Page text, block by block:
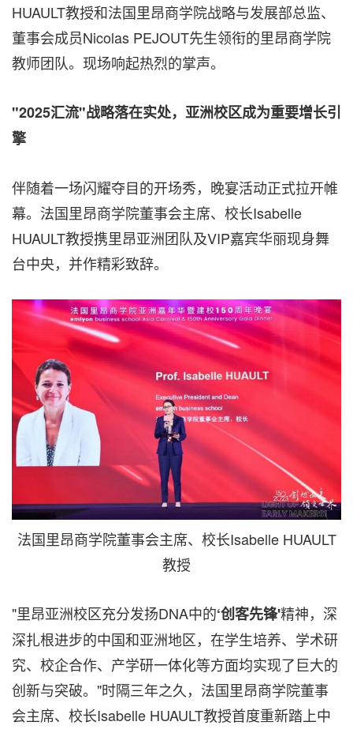
HUAULT教授和法国里昂商学院战略与发展部总监、
董事会成员Nicolas PEJOUT先生领衔的里昂商学院
教师团队。 现场响起热烈的掌声。
"2025汇流"战略落在实处， 亚洲校区成为重要增长引
擎
伴随着一场闪耀夺目的开场秀，晚宴活动正式拉开帷
幕。法国里昂商学院董事会主席、校长Isabelle
HUAULT教授携里昂亚洲团队及VIP嘉宾华丽现身舞
台中央，并作精彩致辞。
法国里昂商学院董事会主席、校长Isabelle HUAULT
教授
"里昂亚洲校区充分发扬DNA中的‘创客先锋'精神，深
深扎根进步的中国和亚洲地区，在学生培养、学术研
究、校企合作、产学研一体化等方面均实现了巨大的
创新与突破。"时隔三年之久，法国里昂商学院董事
会主席、校长Isabelle HUAULT教授首度重新踏上中